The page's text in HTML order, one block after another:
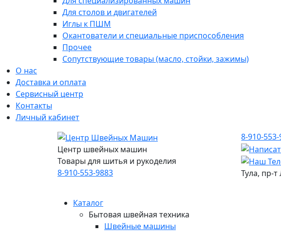
Для столов и двигателей
Иглы к ПШМ
Окантователи и специальные приспособления
Прочее
Сопутствующие товары (масло, стойки, зажимы)
О нас
Доставка и оплата
Сервисный центр
Контакты
Личный кабинет
Центр швейных машин
Товары для шитья и рукоделия
8-910-553-9883
8-910-
Тула, пр-
Каталог
Бытовая швейная техника
Швейные машины